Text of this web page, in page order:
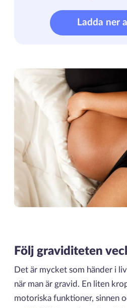
Ladda ner
Följ graviditeten
Det är mycket som händer i
när man är gravid. En liten
motoriska funktioner, sinnen